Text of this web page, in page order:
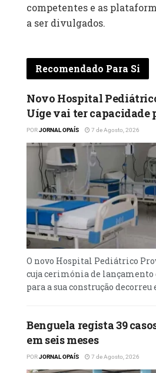
competentes e as
a ser divulgados.
Recomendado Para Si
Novo Hospital
Uíge vai ter capacidade
PORJORNAL OPAÍS 7 de Agosto, 2026
O novo Hospital Pediátrico
cuja cerimónia de
para a sua construção decorreu
Benguela regista 39
em seis meses
PORJORNAL OPAÍS 7 de Agosto, 2026